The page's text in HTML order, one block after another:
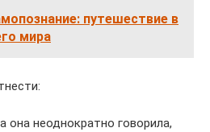
путешествие в
мира
она неоднократно говорила,